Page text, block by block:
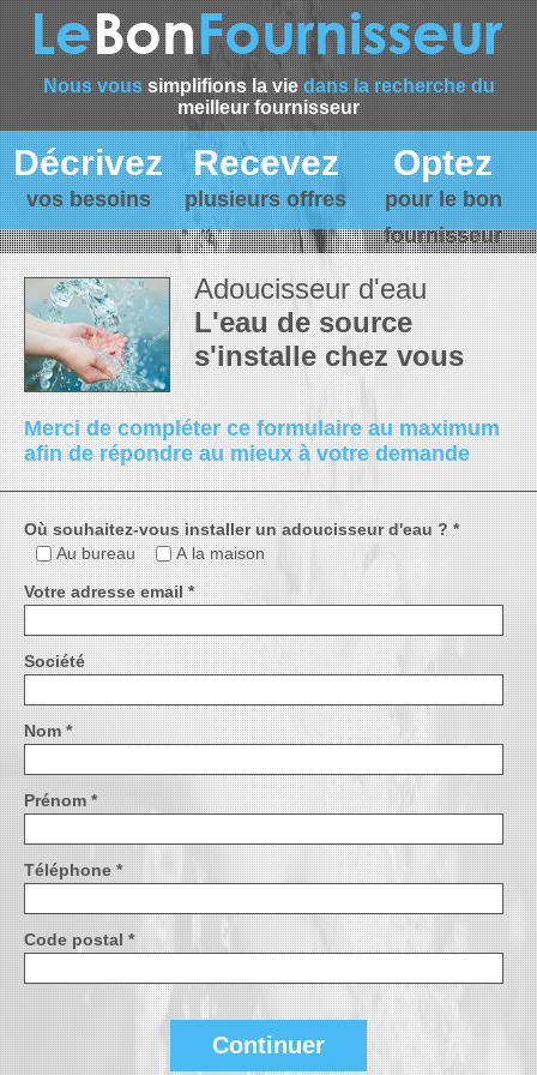
Nous voussimplifions la viedans la recherche du
meilleur fournisseur
Décrivez
vos besoins
Recevez
plusieurs offres
Optez
pour le bon
fournisseur
Adoucisseur d'eau
L'eau de source
s'installe chez vous
Merci de compléter ce formulaire au maximum
afin de répondre au mieux à votre demande
Où souhaitez-vous installer un adoucisseur d'eau ? *
Au bureau
A la maison
Votre adresse email *
Société
Nom *
Prénom *
Téléphone *
Code postal *